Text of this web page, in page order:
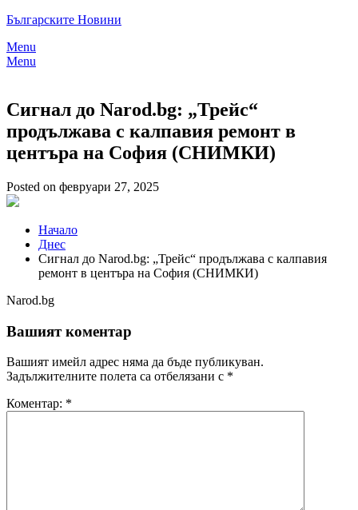
Skip
content
Българските Новини
Menu
Menu
Сигнал до Narod.bg: „Трейс“
продължава с калпавия ремонт в
центъра на София (СНИМКИ)
Posted on февруари 27, 2025
Начало
Днес
Сигнал до Narod.bg: „Трейс“ продължава с калпавия
ремонт в центъра на София (СНИМКИ)
Narod.bg
Вашият коментар
Вашият имейл адрес няма да бъде публикуван.
Задължителните полета са отбелязани с *
Коментар: *